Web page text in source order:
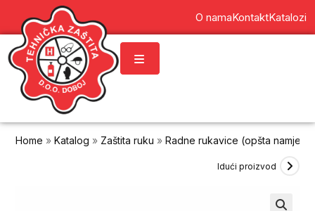
O namaKontaktKatalozi
Home »Katalog » Zaštita ruku »Radne rukavice (opšta
Idući proizvod